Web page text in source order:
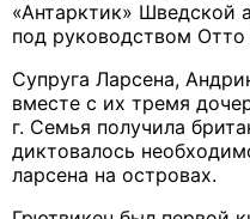
«Антарктик» Шведской
под руководством
Супруга Ларсена,
вместе с их тремя
г. Семья получила
диктовалось
ларсена на островах.